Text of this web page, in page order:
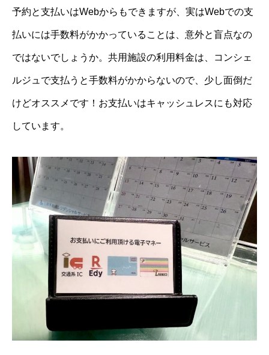
予約と支払いはWebからもできますが、実はWebでの支
払いには手数料がかかっていることは、意外と盲点なの
ではないでしょうか。共用施設の利用料金は、コンシェ
ルジュで支払うと手数料がかからないので、少し面倒だ
けどオススメです！お支払いはキャッシュレスにも対応
しています。